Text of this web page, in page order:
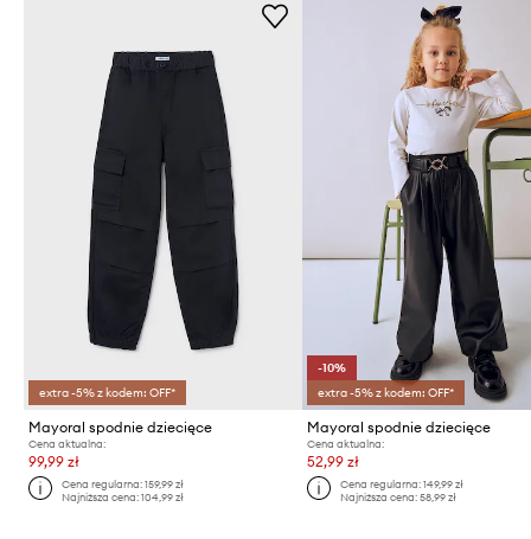
extra -5% z kodem: OFF*
Mayoral spodnie dziecięce
Cena aktualna:
99,99 zł
Cena regularna:159,99 zł
Najniższa cena:104,99 zł
-10%
extra -5% z kodem: OFF*
Mayoral spodnie dziecięce
Cena aktualna:
52,99 zł
Cena regularna: 149,99 zł
Najniższa cena: 58,99 zł